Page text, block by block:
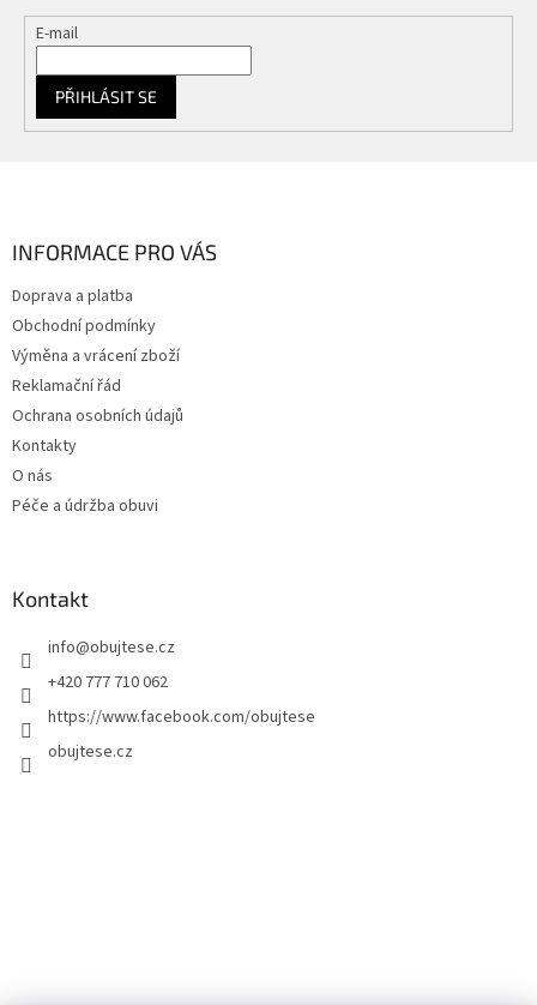
E-mail
PŘIHLÁSIT SE
INFORMACE PRO VÁS
Doprava a platba
Obchodní podmínky
Výměna a vrácení zboží
Reklamační řád
Ochrana osobních údajů
Kontakty
O nás
Péče a údržba obuvi
Kontakt
info@obujtese.cz
+420 777 710 062
https://www.facebook.com/obujtese
obujtese.cz